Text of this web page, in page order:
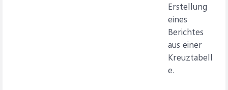
Erstellung
eines
Berichtes
aus einer
Kreuztabell
e.